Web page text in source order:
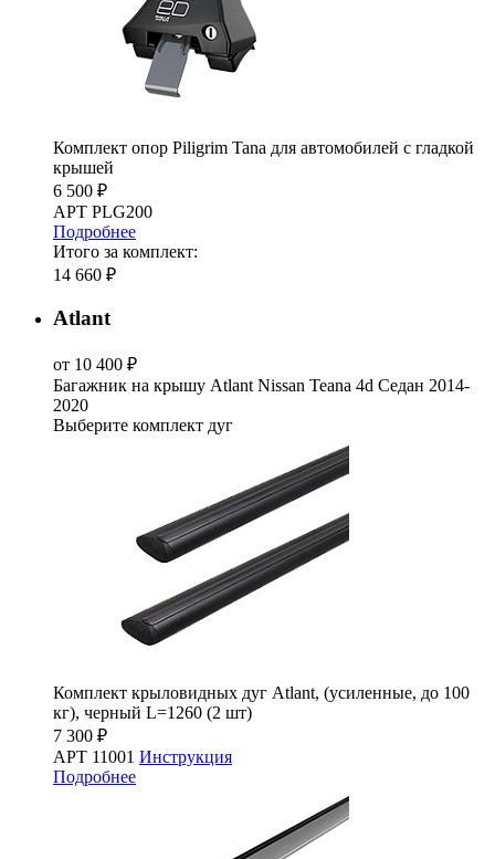
Комплект опор Piligrim Tana для автомобилей с гладкой
крышей
6 500 ₽
АРТ PLG200
Подробнее
Итого за комплект:
14 660 ₽
Atlant
от 10 400 ₽
Багажник на крышу Atlant Nissan Teana 4d Седан 2014-
2020
Выберите комплект дуг
Комплект крыловидных дуг Atlant, (усиленные, до 100
кг), черный L=1260 (2 шт)
7 300 ₽
АРТ 11001 Инструкция
Подробнее